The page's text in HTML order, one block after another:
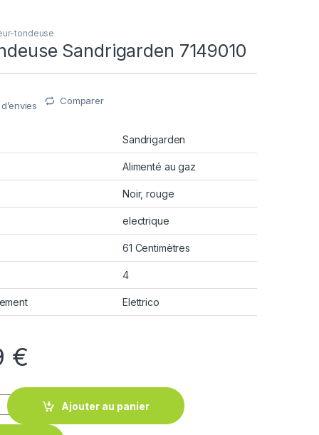
tondeuse
Sandrigarden 7149010
Comparer
Sandrigarden
Alimenté au gaz
Noir, rouge
electrique
61 Centimètres
4
Elettrico
€
Ajouter au panier